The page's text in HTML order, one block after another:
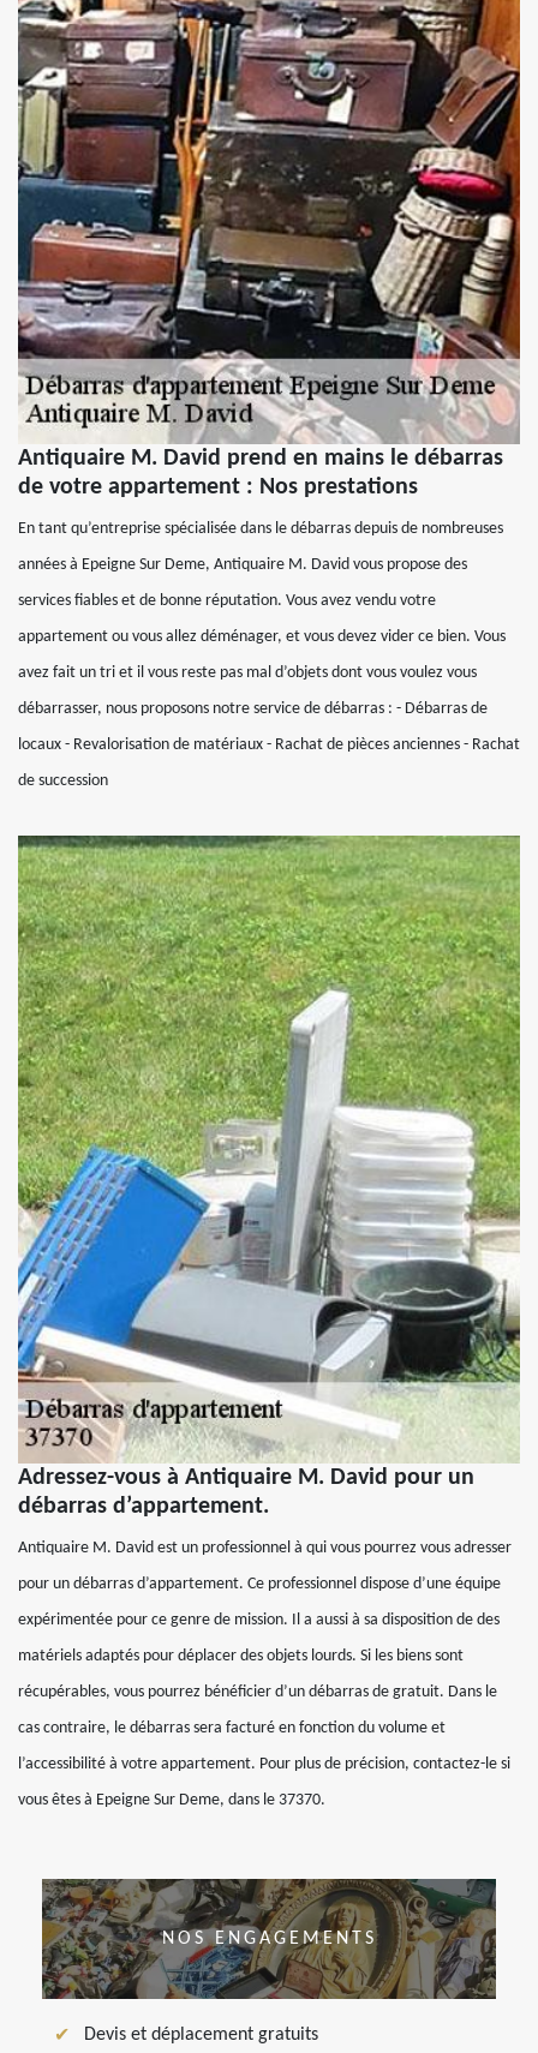
Antiquaire M. David prend en mains le débarras
de votre appartement : Nos prestations
En tant qu’entreprise spécialisée dans le débarras depuis de nombreuses
années à Epeigne Sur Deme, Antiquaire M. David vous propose des
services fiables et de bonne réputation. Vous avez vendu votre
appartement ou vous allez déménager, et vous devez vider ce bien. Vous
avez fait un tri et il vous reste pas mal d’objets dont vous voulez vous
débarrasser, nous proposons notre service de débarras : - Débarras de
locaux - Revalorisation de matériaux - Rachat de pièces anciennes - Rachat
de succession
Adressez-vous à Antiquaire M. David pour un
débarras d’appartement.
Antiquaire M. David est un professionnel à qui vous pourrez vous adresser
pour un débarras d’appartement. Ce professionnel dispose d’une équipe
expérimentée pour ce genre de mission. Il a aussi à sa disposition de des
matériels adaptés pour déplacer des objets lourds. Si les biens sont
récupérables, vous pourrez bénéficier d’un débarras de gratuit. Dans le
cas contraire, le débarras sera facturé en fonction du volume et
l’accessibilité à votre appartement. Pour plus de précision, contactez-le si
vous êtes à Epeigne Sur Deme, dans le 37370.
NOS ENGAGEMENTS
Devis et déplacement gratuits